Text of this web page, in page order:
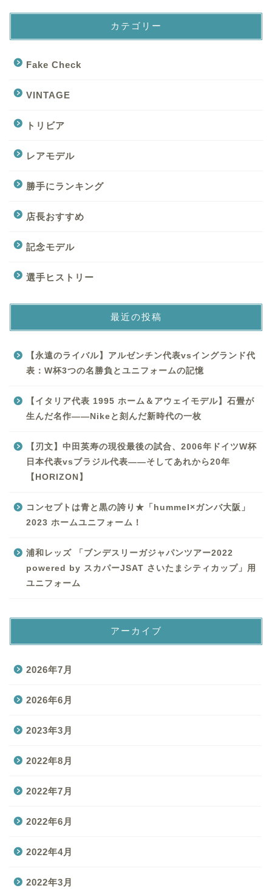
カテゴリー
Fake Check
VINTAGE
トリビア
レアモデル
勝手にランキング
店長おすすめ
記念モデル
選手ヒストリー
最近の投稿
【永遠のライバル】アルゼンチン代表vsイングランド代
表：W杯3つの名勝負とユニフォームの記憶
【イタリア代表 1995 ホーム＆アウェイモデル】石畳が
生んだ名作——Nikeと刻んだ新時代の一枚
【刃文】中田英寿の現役最後の試合、2006年ドイツW杯
日本代表vsブラジル代表——そしてあれから20年
【HORIZON】
コンセプトは青と黒の誇り★「hummel×ガンバ大阪」
2023 ホームユニフォーム！
浦和レッズ 「ブンデスリーガジャパンツアー2022
powered by スカパーJSAT さいたまシティカップ」用
ユニフォーム
アーカイブ
2026年7月
2026年6月
2023年3月
2022年8月
2022年7月
2022年6月
2022年4月
2022年3月